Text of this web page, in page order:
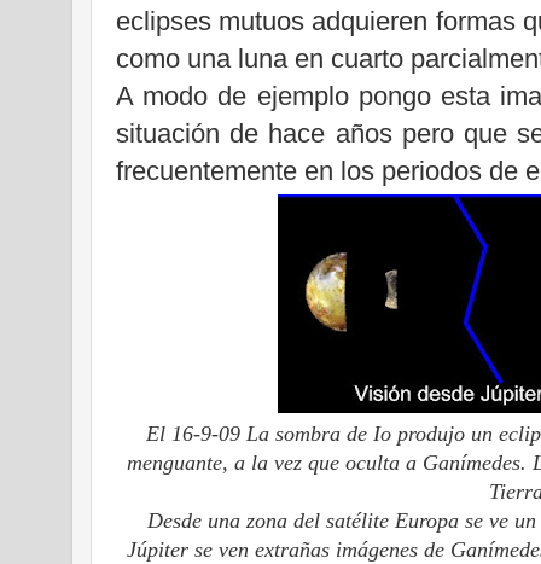
eclipses mutuos adquieren formas
como una luna en cuarto
A modo de ejemplo pongo esta
situación de hace años pero que
frecuentemente en los periodos de
El 16-9-09 La sombra de Io produjo un
menguante, a la vez que oculta a
Desde una zona del satélite Europa se ve
Júpiter se ven extrañas imágenes de